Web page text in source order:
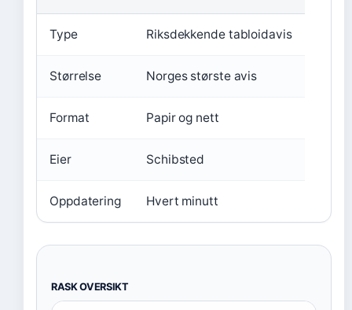
Type Riksdekkende tabloidavis
Størrelse Norges største avis
Format Papir og nett
Eier Schibsted
Oppdatering Hvert minutt
RASK OVERSIKT